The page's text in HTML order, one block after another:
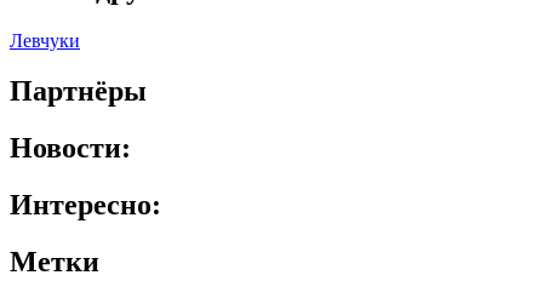
Левчуки
Партнёры
Новости:
Интересно:
Метки